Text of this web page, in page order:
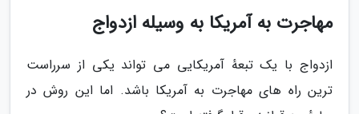
مهاجرت به آمریکا به وسیله ازدواج
ازدواج با یک تبعهٔ آمریکایی می تواند یکی از سرراست
ترین راه های مهاجرت به آمریکا باشد. اما این روش در